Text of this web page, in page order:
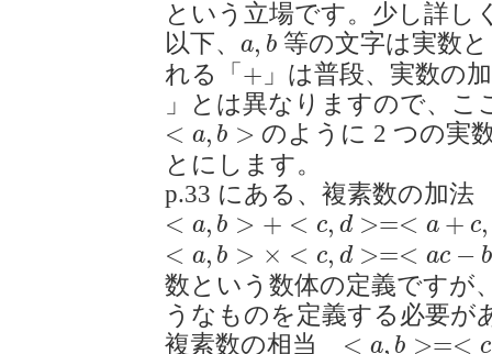
という立場です。少し詳し
以下、 a, b
a,b等の文字は実数
れる「 +
+
」は普段、実数の
」とは異なりますので、
< a, b >
<a ,b >
のように 2 つの実
とにします。
p.33 にある、複素数の加法
< a, b > + < c, d >=< a + c,
<a ,b > +<c,d >=<a+c,b+d >
< a, b > × < c, d >=< ac − b
<a ,b > ×< c,d >=< ac − ,a d+b >
数という数体の定義ですが
うなものを定義する必要が
複素数の相当 < a, b >=< c
<a ,b>=< c,d>